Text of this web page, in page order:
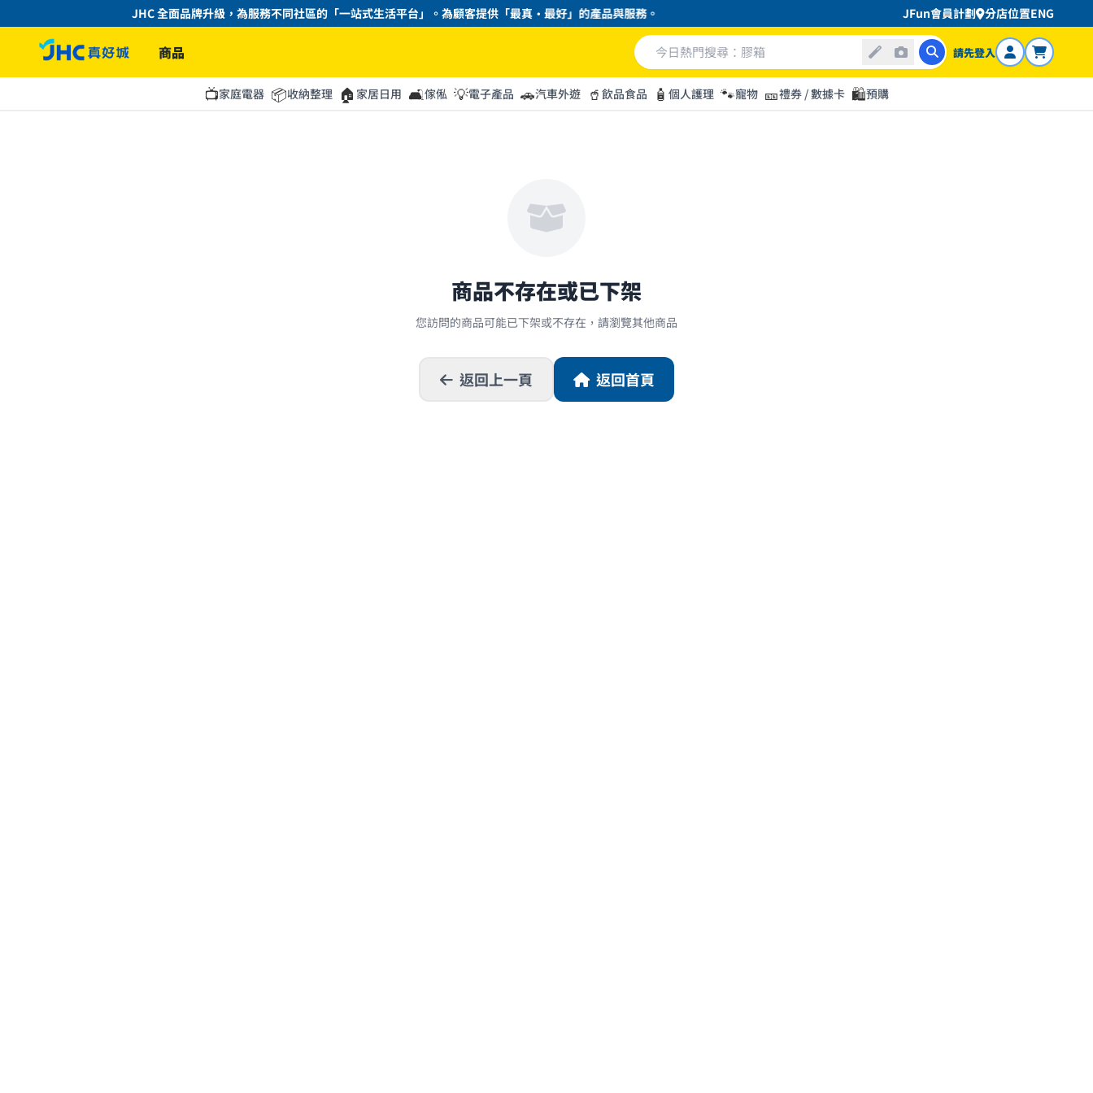
JHC 全面品牌升級，為服務不同社區的「一站式生活平台」。為顧客提供「最真・最好」的產品與服務。 JFun會員計劃 分店位置ENG
商品 請先登入
📺家庭電器 📦收納整理 🏠 家居日用 🛋️傢俬 💡電子產品 🚗汽車外遊 🥤 飲品食品 🧴 個人護理 🐾寵物 🎫禮券 / 數據卡 🛍️預購
商品不存在或已下架
您訪問的商品可能已下架或不存在，請瀏覽其他商品
返回上一頁 返回首頁